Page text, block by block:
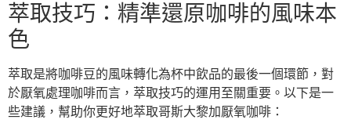
萃取技巧：精準還原咖啡的風味本
色
萃取是將咖啡豆的風味轉化為杯中飲品的最後一個環節，對
於厭氧處理咖啡而言，萃取技巧的運用至關重要。以下是一
些建議，幫助你更好地萃取哥斯大黎加厭氧咖啡：